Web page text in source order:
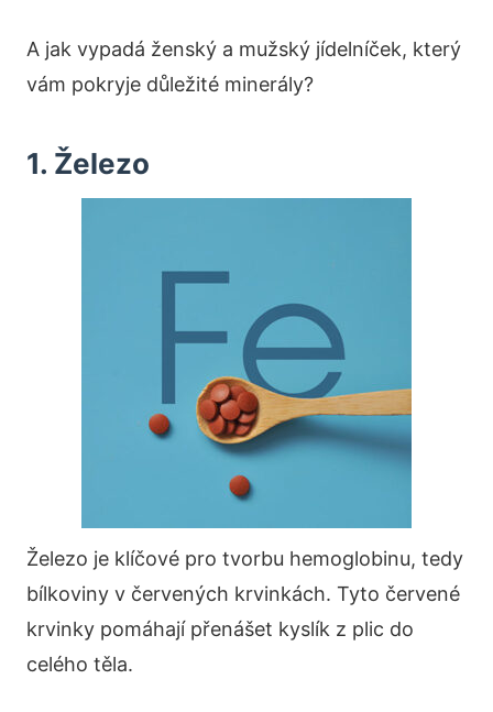
A jak vypadá ženský a mužský jídelníček, který
vám pokryje důležité minerály?
1. Železo
Železo je klíčové pro tvorbu hemoglobinu, tedy
bílkoviny v červených krvinkách. Tyto červené
krvinky pomáhají přenášet kyslík z plic do
celého těla.